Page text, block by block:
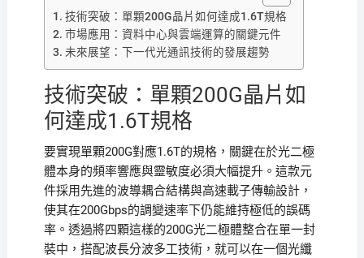
技術突破：單顆200G晶片如何達成1.6T規格
市場應用：資料中心與雲端運算的關鍵元件
未來展望：下一代光通訊技術的發展趨勢
技術突破：單顆200G晶片如
何達成1.6T規格
要實現單顆200G對應1.6T的規格，關鍵在於光二極
體本身的頻率響應與靈敏度必須大幅提升。這款元
件採用先進的波導耦合結構與高速載子傳輸設計，
使其在200Gbps的調變速率下仍能維持極低的誤碼
率。透過將四顆這樣的200G光二極體整合在單一封
裝中，搭配波長分波多工技術，就可以在一個光纖